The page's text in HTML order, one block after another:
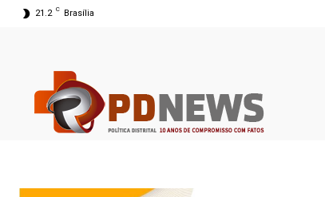
21.2 C Brasília